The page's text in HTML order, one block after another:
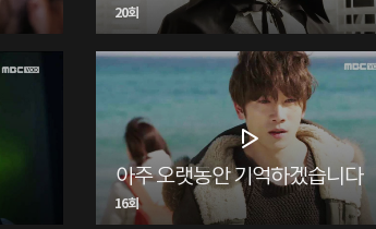
20회
아주 오랫동안 기억하겠습니다
16회